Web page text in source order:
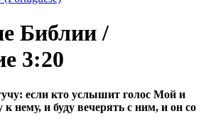
Библии /
3:20
если кто услышит голос Мой и
к нему, и буду вечерять с ним, и он со